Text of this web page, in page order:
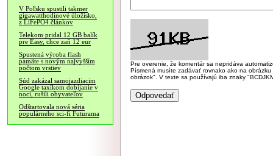
V Poľsku spustili takmer
gigawatthodinové úložisko,
z LiFePO4 článkov
Telekom pridal 12 GB balík
pre Easy, chce zaň 12 eur
Spustená výroba flash
pamäte s novým najvyšším
počtom vrstiev
Súd zakázal samojazdiacim
Google taxíkom dobíjanie v
noci, rušili obyvateľov
Odštartovala nová séria
populárneho sci-fi Futurama
Pre overenie, že komentár sa nepridáva
Písmená musíte zadávať rovnako ako na
obrázok". V texte sa používajú iba znaky